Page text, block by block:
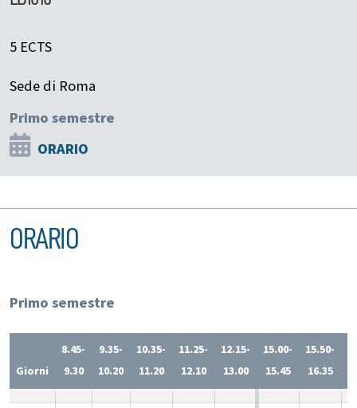
5 ECTS
Sede di Roma
Primo semestre
ORARIO
ORARIO
Primo semestre
Giorni
8.45-
9.30
9.35-
10.20
10.35-
11.20
11.25-
12.10
12.15-
13.00
15.00-
15.45
15.50-
16.35